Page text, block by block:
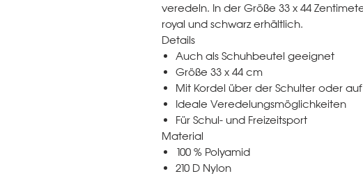
veredeln. In der Größe 33 x 44
royal und schwarz erhältlich.
Details
Auch als Schuhbeutel geeignet
Größe 33 x 44 cm
Mit Kordel über der Schulter oder
Ideale Veredelungsmöglichkeiten
Für Schul- und Freizeitsport
Material
100 % Polyamid
210 D Nylon